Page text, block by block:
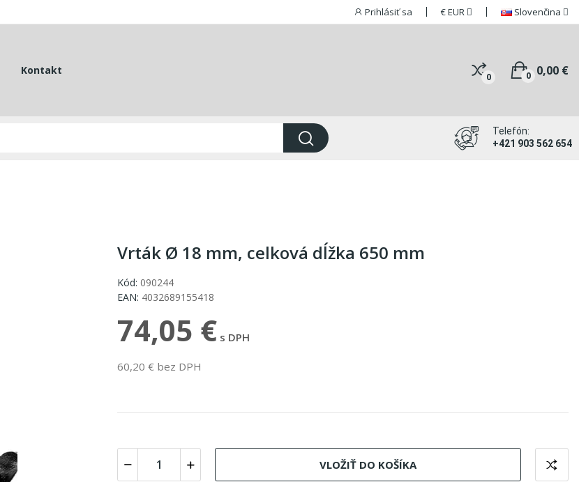
Prihlásiť sa €EUR Slovenčina
Kontakt
0 0,00 €
0
Telefón:
+421 903 562 654
Vrták Ø 18 mm, celková dĺžka 650 mm
Kód: 090244
EAN: 4032689155418
74,05 € s DPH
60,20 € bez DPH
VLOŽIŤ DO KOŠÍKA